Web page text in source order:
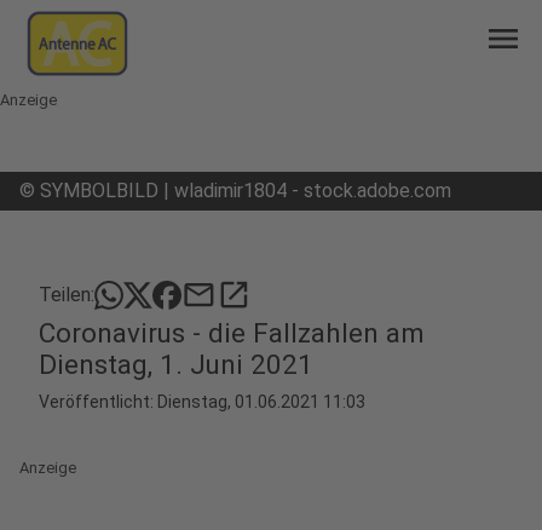
menu
Anzeige
© SYMBOLBILD | wladimir1804 - stock.adobe.com
Teilen: mailopen_in_new
Coronavirus - die Fallzahlen am
Dienstag, 1. Juni 2021
Veröffentlicht: Dienstag, 01.06.2021 11:03
Anzeige